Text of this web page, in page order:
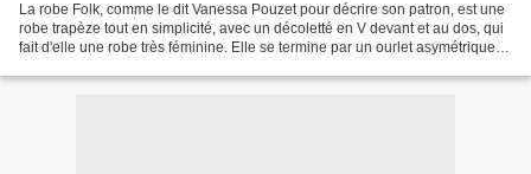
La robe Folk, comme le dit Vanessa Pouzet pour décrire son patron, est une
robe trapèze tout en simplicité, avec un décoletté en V devant et au dos, qui
fait d'elle une robe très féminine. Elle se termine par un ourlet asymétrique.